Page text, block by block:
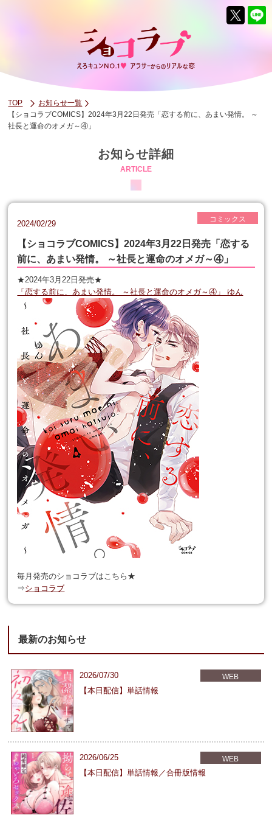
TOP
お知らせ一覧
【ショコラブCOMICS】2024年3月22日発売「恋する前に、あまい発情。 ～
社長と運命のオメガ～④」
お知らせ詳細
ARTICLE
2024/02/29 コミックス
【ショコラブCOMICS】2024年3月22日発売「恋する
前に、あまい発情。 ～社長と運命のオメガ～④」
★2024年3月22日発売★
「恋する前に、あまい発情。 ～社長と運命のオメガ～④」 ゆん
毎月発売のショコラブはこちら★
⇒ショコラブ
最新のお知らせ
WEB
2026/07/30
【本日配信】単話情報
WEB
2026/06/25
【本日配信】単話情報／合冊版情報